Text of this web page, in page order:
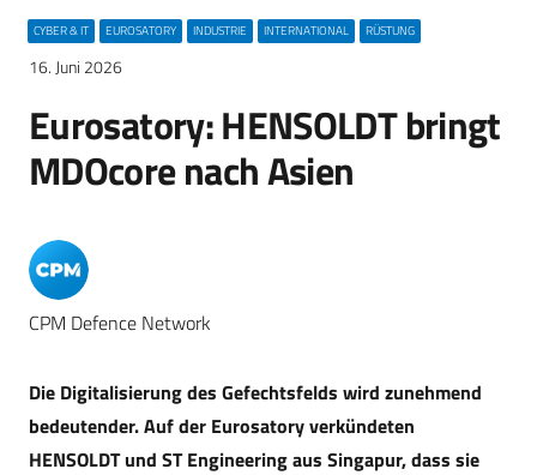
CYBER & IT EUROSATORY INDUSTRIE INTERNATIONAL RÜSTUNG
16. Juni 2026
Eurosatory: HENSOLDT bringt
MDOcore nach Asien
CPM Defence Network
Die Digitalisierung des Gefechtsfelds wird zunehmend
bedeutender. Auf der Eurosatory verkündeten
HENSOLDT und ST Engineering aus Singapur, dass sie